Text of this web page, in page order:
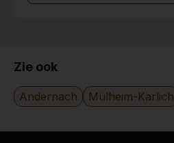
Zie ook
Andernach Mülheim-Kärlich